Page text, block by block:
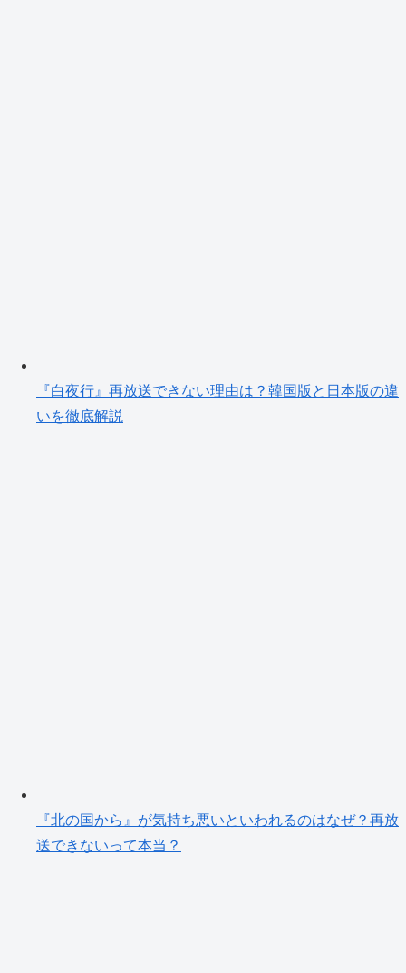
『白夜行』再放送できない理由は？韓国版と日本版の違
いを徹底解説
『北の国から』が気持ち悪いといわれるのはなぜ？再放
送できないって本当？